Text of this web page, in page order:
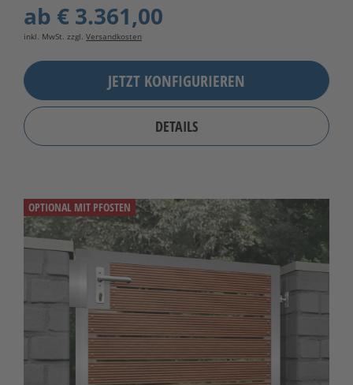
ab € 3.361,00
inkl. MwSt. zzgl. Versandkosten
JETZT KONFIGURIEREN
DETAILS
OPTIONAL MIT PFOSTEN